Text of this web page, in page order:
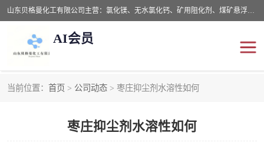
山东贝格曼化工有限公司主营：氯化镁、无水氯化钙、矿用阻化剂、煤矿悬浮剂、道路抑尘剂、氢氧化镁，防灭火剂等，公司位于山东省潍坊市滨海经济开发区,是专业从事对各种精细化工集研究、开发、制造于一体的现代化大型跨境化工企业，公司本着诚信经营、给每一位客户提供专业服务。
AI会员
当前位置： 首页 > 公司动态 > 枣庄抑尘剂水溶性如何
枣庄抑尘剂水溶性如何
氯化钙